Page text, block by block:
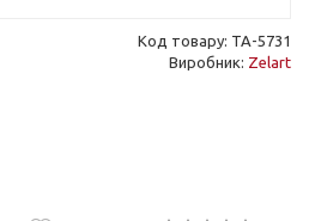
Код товару: TA-5731
Виробник: Zelart